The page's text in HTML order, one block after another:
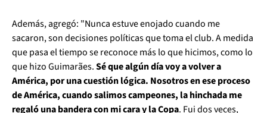
Además, agregó: "Nunca estuve enojado cuando me
sacaron, son decisiones políticas que toma el club. A medida
que pasa el tiempo se reconoce más lo que hicimos, como lo
que hizo Guimarães.Sé que algún día voy a volver a
América, por una cuestión lógica. Nosotros en ese proceso
de América, cuando salimos campeones, la hinchada me
regaló una bandera con mi cara y la Copa. Fui dos veces,